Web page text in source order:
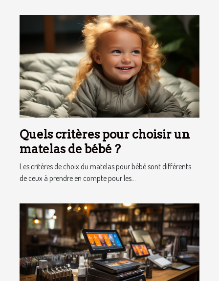
Quels critères pour choisir un
matelas de bébé ?
Les critères de choix du matelas pour bébé sont différents
de ceux à prendre en compte pour les...